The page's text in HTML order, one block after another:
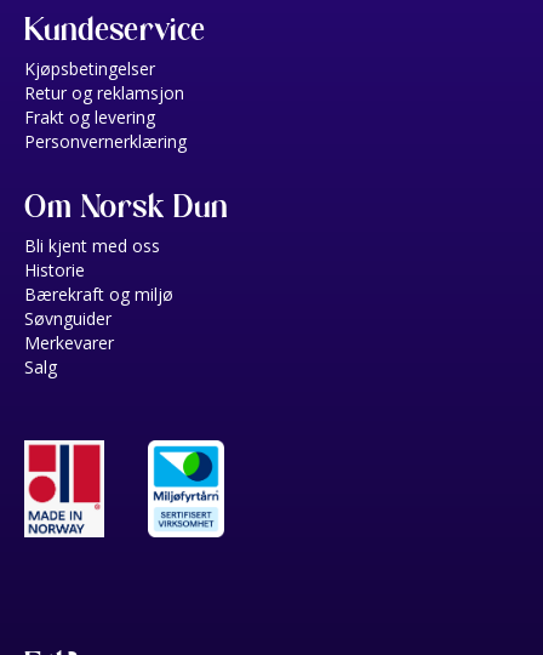
Kundeservice
Kjøpsbetingelser
Retur og reklamsjon
Frakt og levering
Personvernerklæring
Om Norsk Dun
Bli kjent med oss
Historie
Bærekraft og miljø
Søvnguider
Merkevarer
Salg